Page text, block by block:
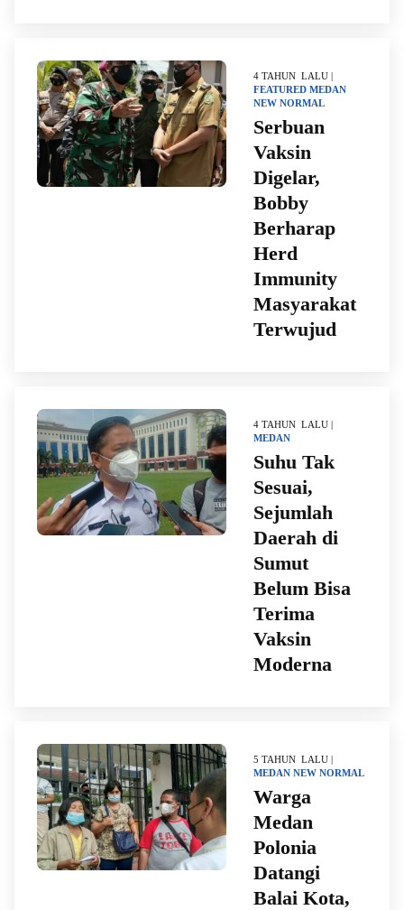
4 TAHUN LALU |
FEATURED MEDAN
NEW NORMAL
Serbuan
Vaksin
Digelar,
Bobby
Berharap
Herd
Immunity
Masyarakat
Terwujud
4 TAHUN LALU |
MEDAN
Suhu Tak
Sesuai,
Sejumlah
Daerah di
Sumut
Belum Bisa
Terima
Vaksin
Moderna
5 TAHUN LALU |
MEDAN NEW NORMAL
Warga
Medan
Polonia
Datangi
Balai Kota,